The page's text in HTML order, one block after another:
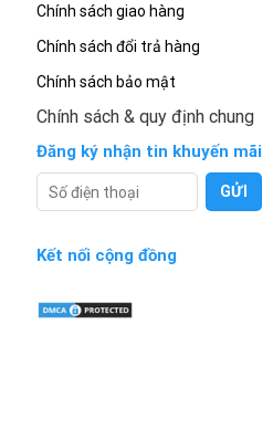
Chính sách giao hàng
Chính sách đổi trả hàng
Chính sách bảo mật
Chính sách & quy định chung
Đăng ký nhận tin khuyến mãi
Kết nối cộng đồng